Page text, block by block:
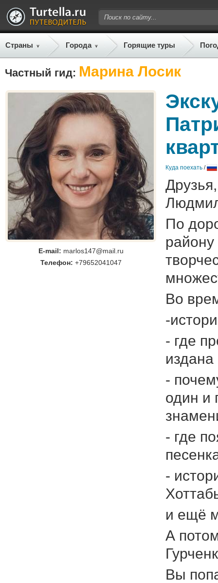
Страны Города Горящие туры
Частный гид: Марина Лосик
E-mail: marlos147@mail.ru
Телефон: +79652041047
Куда поехать /
По
Во
-
- где
издана
-
один и
- где
-
и ещё
А
Вы